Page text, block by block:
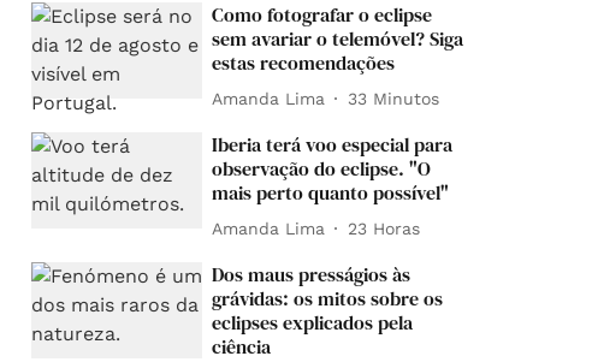
Como fotografar o eclipse
sem avariar o telemóvel? Siga
estas recomendações
Amanda Lima 33 Minutos
Iberia terá voo especial para
observação do eclipse. "O
mais perto quanto possível"
Amanda Lima 23 Horas
Dos maus presságios às
grávidas: os mitos sobre os
eclipses explicados pela
ciência